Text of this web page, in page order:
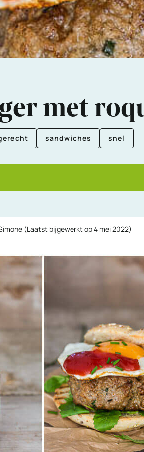
met
sandwiches snel
(Laatst bijgewerkt op4 mei 2022)